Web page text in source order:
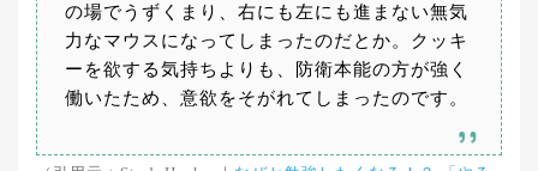
の場でうずくまり、右にも左にも進まない無気
力なマウスになってしまったのだとか。クッキ
ーを欲する気持ちよりも、防衛本能の方が強く
働いたため、意欲をそがれてしまったのです。